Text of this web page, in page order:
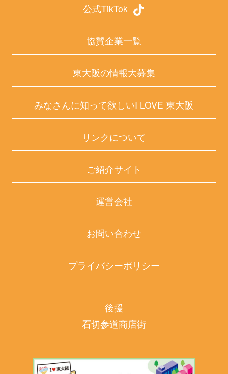
公式TikTok
協賛企業一覧
東大阪の情報大募集
みなさんに知って欲しいI LOVE 東大阪
リンクについて
ご紹介サイト
運営会社
お問い合わせ
プライバシーポリシー
後援
石切参道商店街